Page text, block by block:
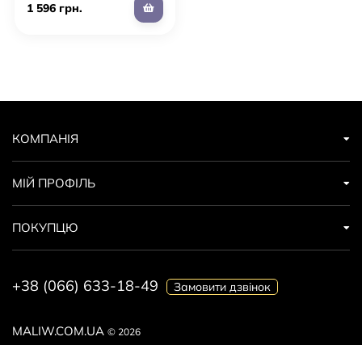
підігрівом, рожева
1 596 грн.
MALIW.COM.UA © 2026
КОМПАНІЯ
МІЙ ПРОФІЛЬ
ПОКУПЦЮ
+38 (066) 633-18-49 Замовити дзвінок